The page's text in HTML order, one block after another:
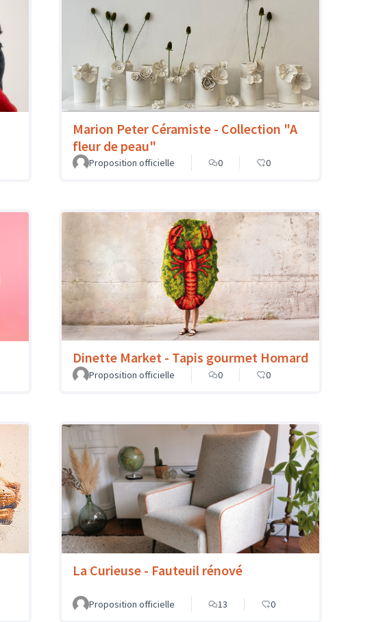
Marion Peter Céramiste - Collection "A
fleur de peau"
Proposition officielle 0 0
Dinette Market - Tapis gourmet Homard
Proposition officielle 0 0
La Curieuse - Fauteuil rénové
Proposition officielle 13 0